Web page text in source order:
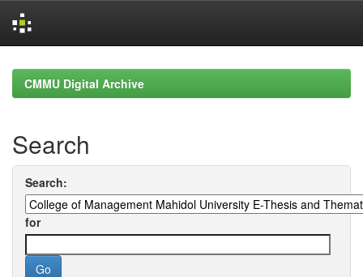
navigationCMMU Digital Archive
Search
Search:
for